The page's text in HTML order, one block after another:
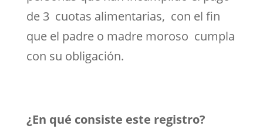
de 3 cuotas alimentarias, con el fin
que el padre o madre moroso cumpla
con su obligación.
¿En qué consiste este registro?